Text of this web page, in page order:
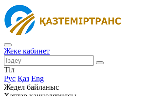
Жеке кабинет
Тіл
Рус Қаз Eng
Жедел байланыс